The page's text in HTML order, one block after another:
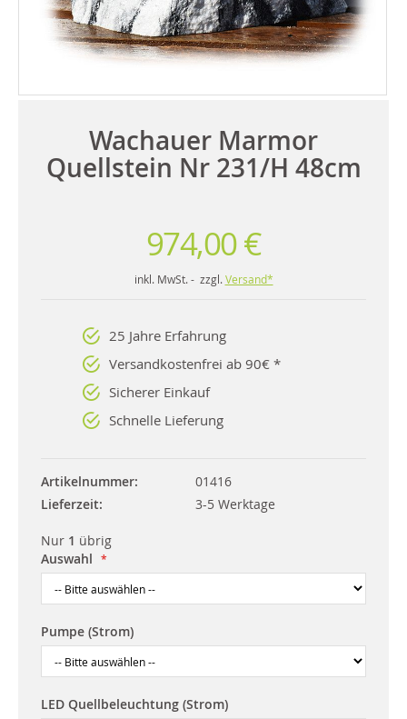
Wachauer Marmor
Quellstein Nr 231/H 48cm
974,00 €
inkl. MwSt. - zzgl. Versand*
25 Jahre Erfahrung
Versandkostenfrei ab 90€ *
Sicherer Einkauf
Schnelle Lieferung
Artikelnummer
01416
Lieferzeit
3-5 Werktage
Nur 1 übrig
Auswahl
Pumpe (Strom)
LED Quellbeleuchtung (Strom)